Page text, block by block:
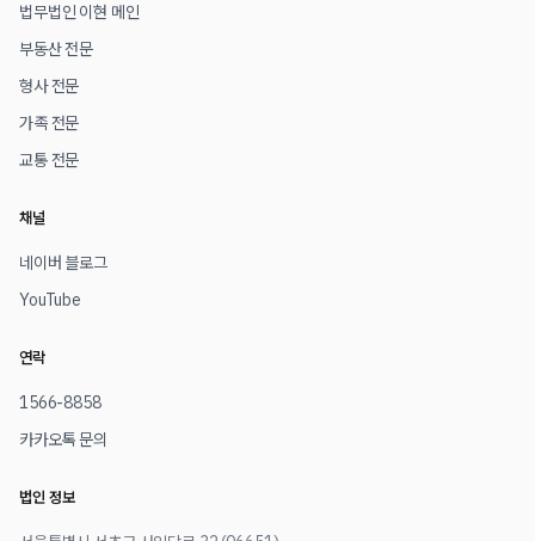
법무법인 이현 메인
부동산 전문
형사 전문
가족 전문
교통 전문
채널
네이버 블로그
YouTube
연락
1566-8858
카카오톡 문의
법인 정보